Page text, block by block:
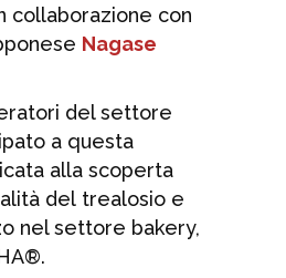
collaborazione con
Nagase
del settore
a questa
alla scoperta
del trealosio e
nel settore bakery,